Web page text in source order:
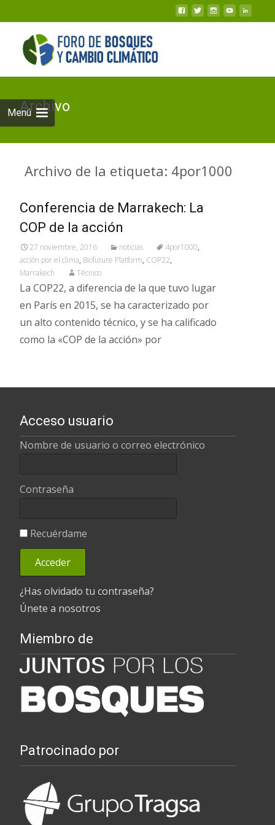
MenúArchivo
Archivo de la etiqueta: 4por1000
Conferencia de Marrakech: La
COP de la acción
27 noviembre, 2016 noticias 4por1000,
acción por el clima, Biofuture Platform, COP22,
Marrakech
Técnico
La COP22, a diferencia de la que tuvo lugar
en París en 2015, se ha caracterizado por
un alto contenido técnico, y se ha calificado
como la «COP de la acción» por
Acceso usuario
Nombre de usuario o correo electrónico
Contraseña
Recuérdame
¿Has olvidado tu contraseña?
Únete a nosotros
Miembro de
Patrocinado por